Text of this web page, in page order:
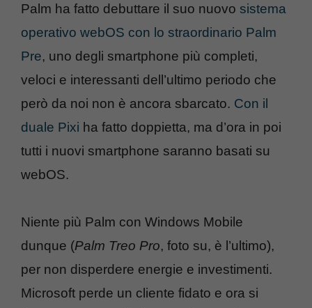
Palm ha fatto debuttare il suo nuovo sistema
operativo webOS con lo straordinario Palm
Pre, uno degli smartphone più completi,
veloci e interessanti dell’ultimo periodo che
però da noi non è ancora sbarcato. Con il
duale Pixi ha fatto doppietta, ma d’ora in poi
tutti i nuovi smartphone saranno basati su
webOS.
Niente più Palm con Windows Mobile
dunque (Palm Treo Pro, foto su, è l’ultimo),
per non disperdere energie e investimenti.
Microsoft perde un cliente fidato e ora si